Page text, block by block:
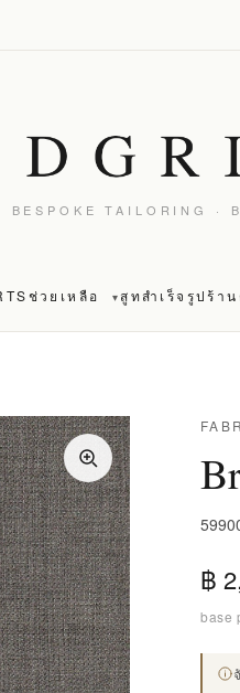
BESPOKE TAILORING ·
ช่วยเหลือ ▾สูทสำเร็จรูปร้า
฿
base